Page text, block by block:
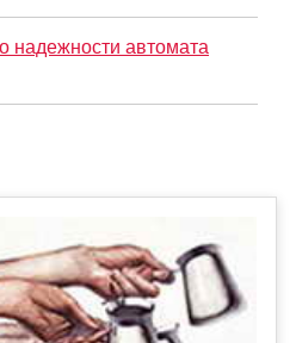
надежности автомата